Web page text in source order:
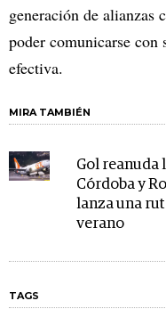
generación de alianzas
poder comunicarse con
efectiva.
MIRA TAMBIÉN
Gol reanuda
Córdoba y
lanza una
verano
TAGS